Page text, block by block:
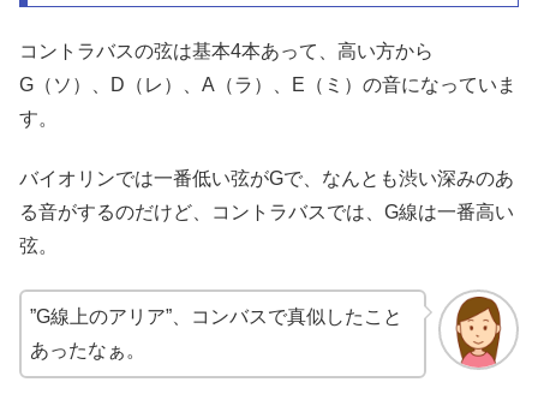
コントラバスの弦は基本4本あって、高い方から
G（ソ）、D（レ）、A（ラ）、E（ミ）の音になっていま
す。
バイオリンでは一番低い弦がGで、なんとも渋い深みのあ
る音がするのだけど、コントラバスでは、G線は一番高い
弦。
”G線上のアリア”、コンバスで真似したこと
あったなぁ。